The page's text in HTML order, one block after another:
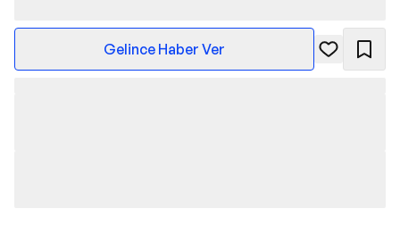
Gelince Haber Ver